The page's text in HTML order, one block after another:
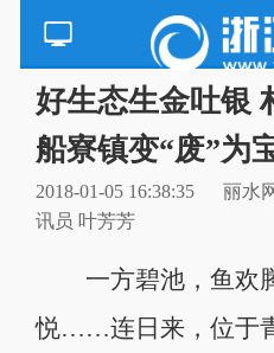
好生态生金吐银
船寮镇变“废”为
2018-01-05 16:38:35 丽水
讯员 叶芳芳
一方碧池，鱼欢
悦……连日来，位于